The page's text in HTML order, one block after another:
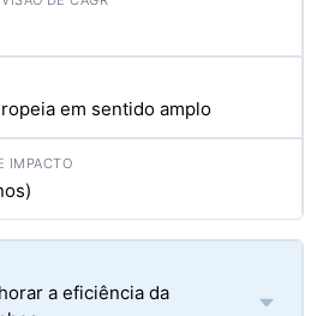
em sentido amplo
a eficiência da